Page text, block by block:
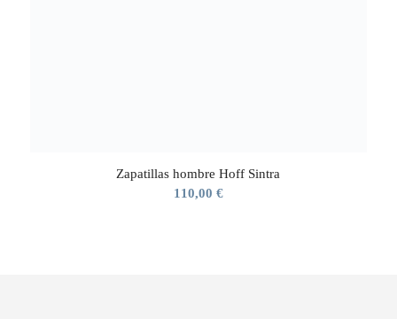
Zapatillas hombre Hoff Sintra
110,00 €